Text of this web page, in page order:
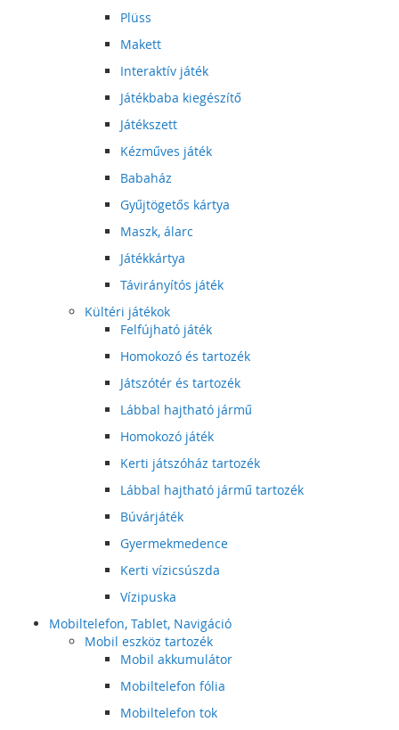
Plüss
Makett
Interaktív játék
Játékbaba kiegészítő
Játékszett
Kézműves játék
Babaház
Gyűjtögetős kártya
Maszk, álarc
Játékkártya
Távirányítós játék
Kültéri játékok
Felfújható játék
Homokozó és tartozék
Játszótér és tartozék
Lábbal hajtható jármű
Homokozó játék
Kerti játszóház tartozék
Lábbal hajtható jármű tartozék
Búvárjáték
Gyermekmedence
Kerti vízicsúszda
Vízipuska
Mobiltelefon, Tablet, Navigáció
Mobil eszköz tartozék
Mobil akkumulátor
Mobiltelefon fólia
Mobiltelefon tok